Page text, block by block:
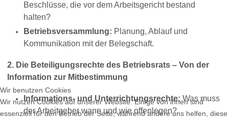
Beschlüsse, die vor dem Arbeitsgericht bestand
halten?
Betriebsversammlung: Planung, Ablauf und
Kommunikation mit der Belegschaft.
2. Die Beteiligungsrechte des Betriebsrats – Von der
Information zur Mitbestimmung
Informations- und Unterrichtungsrechte:Was muss
der Arbeitgeber wann und wie offenlegen?
Wir benutzen Cookies
Wir nutzen Cookies auf unserer Website. Einige von ihnen sind
essenziell für den Betrieb der Seite, während andere uns helfen, diese